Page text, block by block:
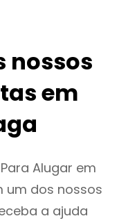
nossos
em
Alugar em
um dos nossos
a ajuda